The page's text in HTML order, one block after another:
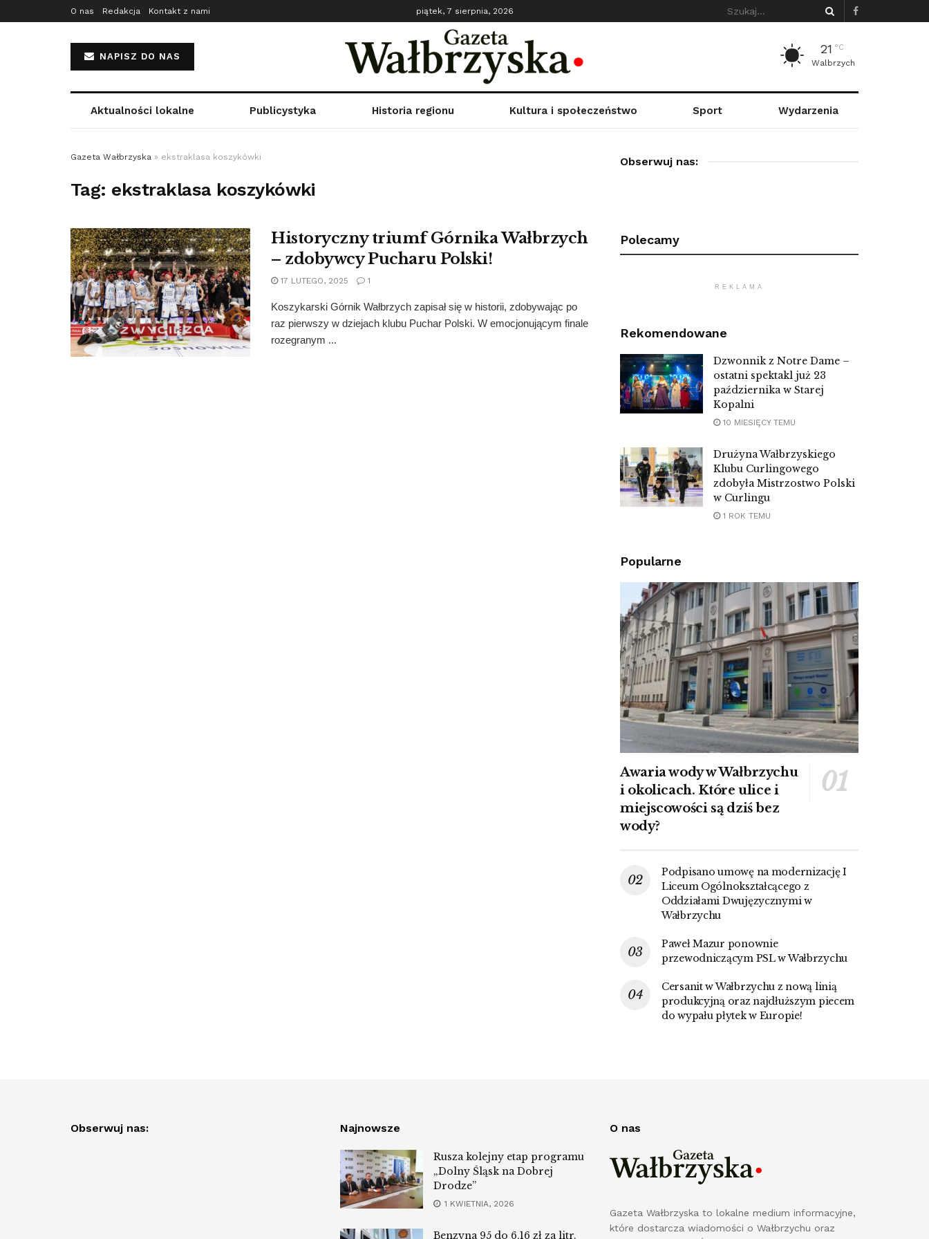
O nas Redakcja Kontakt z nami piątek, 7 sierpnia, 2026
NAPISZ DO NAS
21 °C
Walbrzych
Aktualności lokalne Publicystyka Historia regionu Kultura i społeczeństwo Sport Wydarzenia
Gazeta Wałbrzyska » ekstraklasa koszykówki
Tag: ekstraklasa koszykówki
Historyczny triumf Górnika Wałbrzych
– zdobywcy Pucharu Polski!
17 LUTEGO, 2025 1
Koszykarski Górnik Wałbrzych zapisał się w historii, zdobywając po
raz pierwszy w dziejach klubu Puchar Polski. W emocjonującym finale
rozegranym ...
Obserwuj nas:
Polecamy
REKLAMA
Rekomendowane
Dzwonnik z Notre Dame –
ostatni spektakl już 23
października w Starej
Kopalni
10 MIESIĘCY TEMU
Drużyna Wałbrzyskiego
Klubu Curlingowego
zdobyła Mistrzostwo Polski
w Curlingu
1 ROK TEMU
Popularne
Awaria wody w Wałbrzychu
i okolicach. Które ulice i
miejscowości są dziś bez
wody?
Podpisano umowę na modernizację I
Liceum Ogólnokształcącego z
Oddziałami Dwujęzycznymi w
Wałbrzychu
Paweł Mazur ponownie
przewodniczącym PSL w Wałbrzychu
Cersanit w Wałbrzychu z nową linią
produkcyjną oraz najdłuższym piecem
do wypału płytek w Europie!
Obserwuj nas: Najnowsze
Rusza kolejny etap programu
„Dolny Śląsk na Dobrej
Drodze”
1 KWIETNIA, 2026
Benzyna 95 do 6,16 zł za litr.
O nas
Gazeta Wałbrzyska to lokalne medium informacyjne,
które dostarcza wiadomości o Wałbrzychu oraz